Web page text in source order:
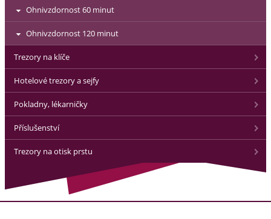
Ohnivzdornost 60 minut
Ohnivzdornost 120 minut
Trezory na klíče
Hotelové trezory a sejfy
Pokladny, lékarničky
Příslušenství
Trezory na otisk prstu